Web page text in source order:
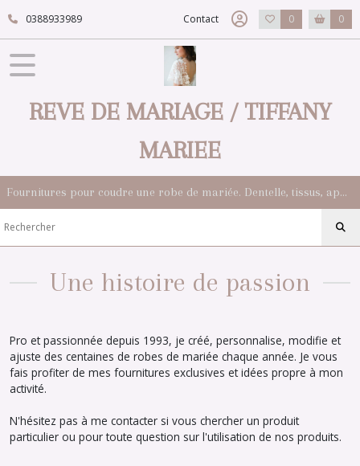
0388933989 Contact 0 0
REVE DE MARIAGE / TIFFANY
MARIEE
Fournitures pour coudre une robe de mariée. Dentelle, tissus, appliqués, galons, boutons. Robes et accessoires pour la mariée.
Une histoire de passion
Pro et passionnée depuis 1993, je créé, personnalise, modifie et
ajuste des centaines de robes de mariée chaque année. Je vous
fais profiter de mes fournitures exclusives et idées propre à mon
activité.
N'hésitez pas à me contacter si vous chercher un produit
particulier ou pour toute question sur l'utilisation de nos produits.